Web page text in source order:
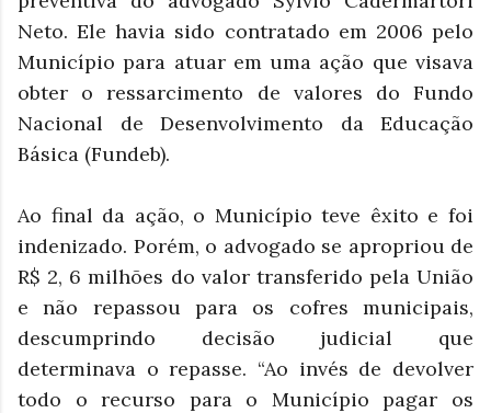
Neto. Ele havia sido contratado em 2006 pelo
Município para atuar em uma ação que visava
obter o ressarcimento de valores do Fundo
Nacional de Desenvolvimento da Educação
Básica (Fundeb).
Ao final da ação, o Município teve êxito e foi
indenizado. Porém, o advogado se apropriou de
R$ 2, 6 milhões do valor transferido pela União
e não repassou para os cofres municipais,
descumprindo decisão judicial que
determinava o repasse. “Ao invés de devolver
todo o recurso para o Município pagar os